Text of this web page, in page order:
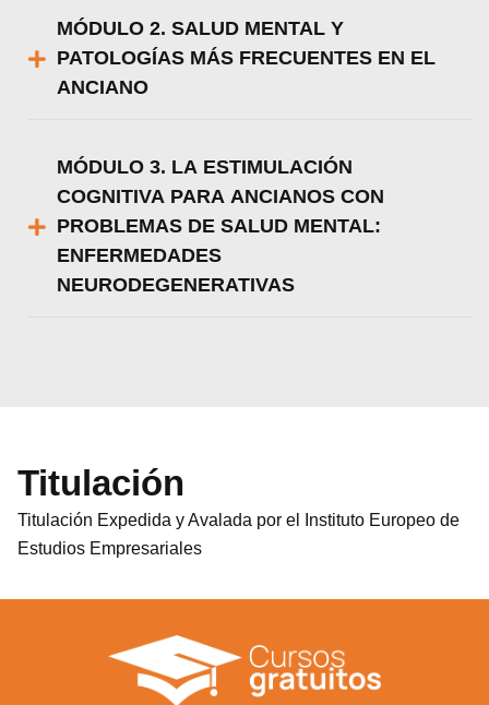
MÓDULO 2. SALUD MENTAL Y
PATOLOGÍAS MÁS FRECUENTES EN EL
ANCIANO
MÓDULO 3. LA ESTIMULACIÓN
COGNITIVA PARA ANCIANOS CON
PROBLEMAS DE SALUD MENTAL:
ENFERMEDADES
NEURODEGENERATIVAS
Titulación
Titulación Expedida y Avalada por el Instituto Europeo de
Estudios Empresariales